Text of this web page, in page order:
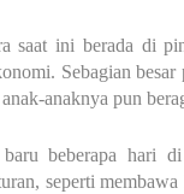
saat ini berada di
Sebagian
anaknya pun
beberapa hari
seperti